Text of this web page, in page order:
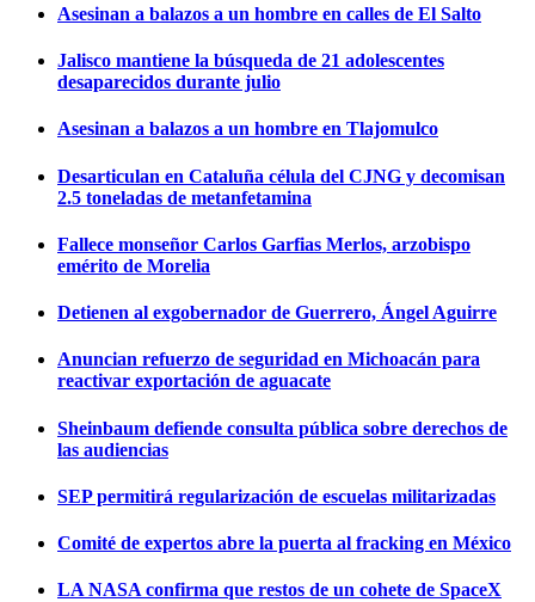
Asesinan a balazos a un hombre en calles de El Salto
Jalisco mantiene la búsqueda de 21 adolescentes
desaparecidos durante julio
Asesinan a balazos a un hombre en Tlajomulco
Desarticulan en Cataluña célula del CJNG y decomisan
2.5 toneladas de metanfetamina
Fallece monseñor Carlos Garfias Merlos, arzobispo
emérito de Morelia
Detienen al exgobernador de Guerrero, Ángel Aguirre
Anuncian refuerzo de seguridad en Michoacán para
reactivar exportación de aguacate
Sheinbaum defiende consulta pública sobre derechos de
las audiencias
SEP permitirá regularización de escuelas militarizadas
Comité de expertos abre la puerta al fracking en México
LA NASA confirma que restos de un cohete de SpaceX